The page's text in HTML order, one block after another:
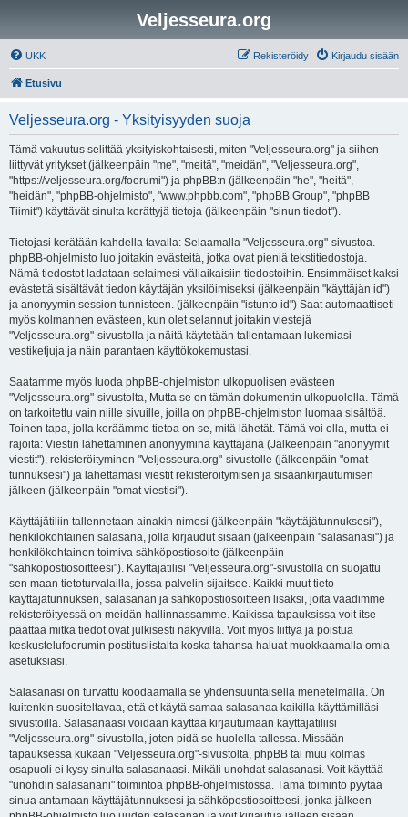
Veljesseura.org
UKK Kirjaudu sisään
Rekisteröidy
Etusivu
Veljesseura.org - Yksityisyyden suoja
Tämä vakuutus selittää yksityiskohtaisesti, miten "Veljesseura.org" ja siihen
liittyvät yritykset (jälkeenpäin "me", "meitä", "meidän", "Veljesseura.org",
"https://veljesseura.org/foorumi") ja phpBB:n (jälkeenpäin "he", "heitä",
"heidän", "phpBB-ohjelmisto", "www.phpbb.com", "phpBB Group", "phpBB
Tiimit") käyttävät sinulta kerättyjä tietoja (jälkeenpäin "sinun tiedot").
Tietojasi kerätään kahdella tavalla: Selaamalla "Veljesseura.org"-sivustoa.
phpBB-ohjelmisto luo joitakin evästeitä, jotka ovat pieniä tekstitiedostoja.
Nämä tiedostot ladataan selaimesi väliaikaisiin tiedostoihin. Ensimmäiset kaksi
evästettä sisältävät tiedon käyttäjän yksilöimiseksi (jälkeenpäin "käyttäjän id")
ja anonyymin session tunnisteen. (jälkeenpäin "istunto id") Saat automaattiseti
myös kolmannen evästeen, kun olet selannut joitakin viestejä
"Veljesseura.org"-sivustolla ja näitä käytetään tallentamaan lukemiasi
vestiketjuja ja näin parantaen käyttökokemustasi.
Saatamme myös luoda phpBB-ohjelmiston ulkopuolisen evästeen
"Veljesseura.org"-sivustolta, Mutta se on tämän dokumentin ulkopuolella. Tämä
on tarkoitettu vain niille sivuille, joilla on phpBB-ohjelmiston luomaa sisältöä.
Toinen tapa, jolla keräämme tietoa on se, mitä lähetät. Tämä voi olla, mutta ei
rajoita: Viestin lähettäminen anonyyminä käyttäjänä (Jälkeenpäin "anonyymit
viestit"), rekisteröityminen "Veljesseura.org"-sivustolle (jälkeenpäin "omat
tunnuksesi") ja lähettämäsi viestit rekisteröitymisen ja sisäänkirjautumisen
jälkeen (jälkeenpäin "omat viestisi").
Käyttäjätiliin tallennetaan ainakin nimesi (jälkeenpäin "käyttäjätunnuksesi"),
henkilökohtainen salasana, jolla kirjaudut sisään (jälkeenpäin "salasanasi") ja
henkilökohtainen toimiva sähköpostiosoite (jälkeenpäin
"sähköpostiosoitteesi"). Käyttäjätilisi "Veljesseura.org"-sivustolla on suojattu
sen maan tietoturvalailla, jossa palvelin sijaitsee. Kaikki muut tieto
käyttäjätunnuksen, salasanan ja sähköpostiosoitteen lisäksi, joita vaadimme
rekisteröityessä on meidän hallinnassamme. Kaikissa tapauksissa voit itse
päättää mitkä tiedot ovat julkisesti näkyvillä. Voit myös liittyä ja poistua
keskustelufoorumin postituslistalta koska tahansa haluat muokkaamalla omia
asetuksiasi.
Salasanasi on turvattu koodaamalla se yhdensuuntaisella menetelmällä. On
kuitenkin suositeltavaa, että et käytä samaa salasanaa kaikilla käyttämilläsi
sivustoilla. Salasanaasi voidaan käyttää kirjautumaan käyttäjätiliisi
"Veljesseura.org"-sivustolla, joten pidä se huolella tallessa. Missään
tapauksessa kukaan "Veljesseura.org"-sivustolta, phpBB tai muu kolmas
osapuoli ei kysy sinulta salasanaasi. Mikäli unohdat salasanasi. Voit käyttää
"unohdin salasanani" toimintoa phpBB-ohjelmistossa. Tämä toiminto pyytää
sinua antamaan käyttäjätunnuksesi ja sähköpostiosoitteesi, jonka jälkeen